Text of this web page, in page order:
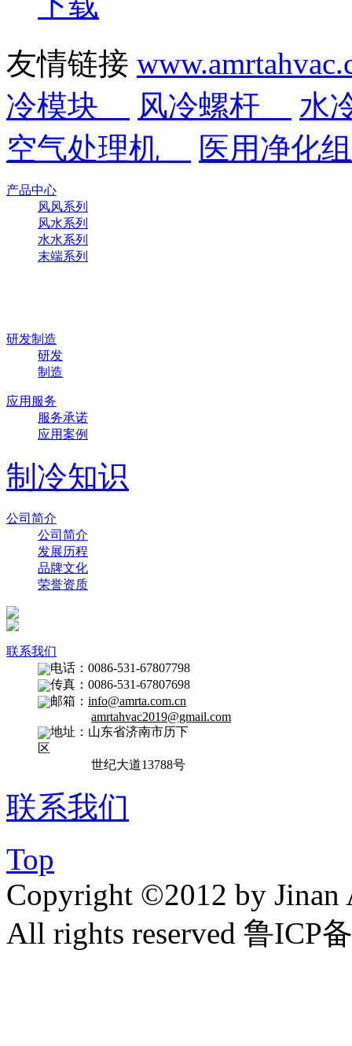
友情链接
冷模块
风冷螺杆
水
空气处理机
医用净化
产品中心
风风系列
风水系列
水水系列
末端系列
研发制造
研发
制造
应用服务
服务承诺
应用案例
制冷知识
公司简介
公司简介
发展历程
品牌文化
荣誉资质
联系我们
电话：0086-531-67807798
传真：0086-531-67807698
邮箱： info@amrta.com.cn
amrtahvac2019@gmail.com
地址：山东省济南市历下
区
世纪大道13788号
联系我们
Top
Copyright ©2012 by
All rights reserved 鲁ICP